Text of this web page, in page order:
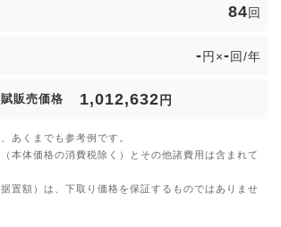
84回
-円×-回/年
販売価格 1,012,632 円
あくまでも参考例です。
（本体価格の消費税除く）とその他諸費用は含まれて
置額）は、下取り価格を保証するものではありませ